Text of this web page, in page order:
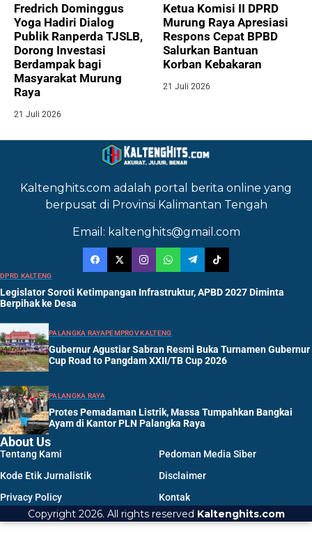
Fredrich Dominggus
Yoga Hadiri Dialog
Publik Ranperda TJSLB,
Dorong Investasi
Berdampak bagi
Masyarakat Murung
Raya
21 Juli 2026
Ketua Komisi II DPRD
Murung Raya Apresiasi
Respons Cepat BPBD
Salurkan Bantuan
Korban Kebakaran
21 Juli 2026
Kaltenghits.com adalah portal berita online yang
berpusat di Provinsi Kalimantan Tengah
Email: kaltenghits@gmail.com
DPRD KALTENG
Legislator Soroti Ketimpangan Infrastruktur, APBD 2027 Diminta
Berpihak ke Desa
PALANGKA RAYAPEMPROV KALTENG
Gubernur Agustiar Sabran Resmi Buka Turnamen Gubernur
Cup Road to Pangdam XXII/TB Cup 2026
PALANGKA RAYA
Protes Pemadaman Listrik, Massa Tumpahkan Bangkai
Ayam di Kantor PLN Palangka Raya
About Us
Tentang Kami
Pedoman Media Siber
Kode Etik Jurnalistik
Disclaimer
Privacy Policy
Kontak
Copyright 2026. All rights reserved Kaltenghits.com